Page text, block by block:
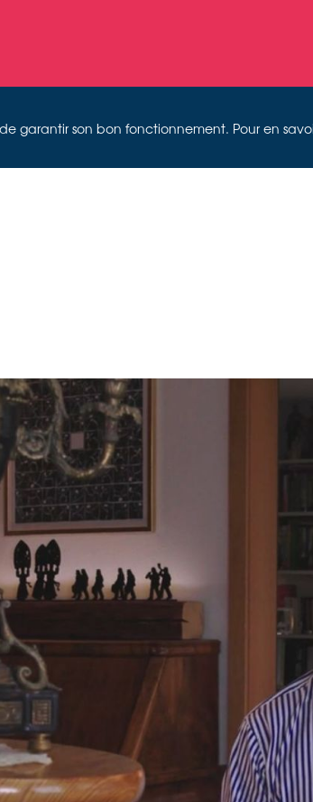
garantir son bon fonctionnement. Pour en
Armin Wild a été formé à
connaissances par un
poursuivi ses études à la
Royal
débute en 1964/65 au
Hessisches
l' Opéra de Zurichde 1965 à 1967.
Nicholas Beriozoff, notamment
et le rôle-titre dans Don Quichotte.
De 1967 à 1969, Armin Wild a été
En 1970, il ouvre sa propre école
notamment au sein du
Ballet de
de nouveau travaillé au
chorégraphe.